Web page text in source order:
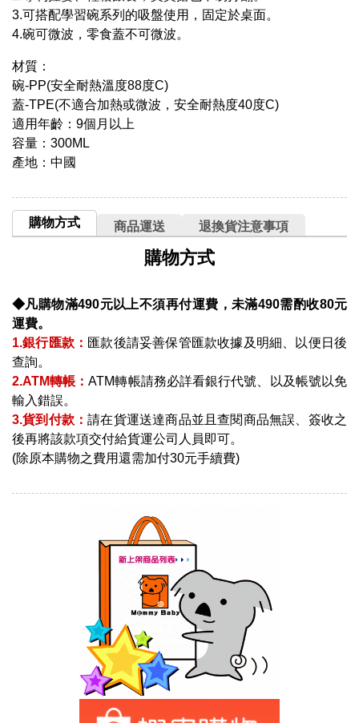
3.可搭配學習碗系列的吸盤使用，固定於桌面。
4.碗可微波，零食蓋不可微波。
材質：
碗-PP(安全耐熱溫度88度C)
蓋-TPE(不適合加熱或微波，安全耐熱度40度C)
適用年齡：9個月以上
容量：300ML
產地：中國
購物方式 商品運送 退換貨注意事項
購物方式
◆凡購物滿490元以上不須再付運費，未滿490需酌收80元
運費。
1.銀行匯款： 匯款後請妥善保管匯款收據及明細、以便日後
查詢。
2.ATM轉帳：ATM轉帳請務必詳看銀行代號、以及帳號以免
輸入錯誤。
3.貨到付款：請在貨運送達商品並且查閱商品無誤、簽收之
後再將該款項交付給貨運公司人員即可。
(除原本購物之費用還需加付30元手續費)